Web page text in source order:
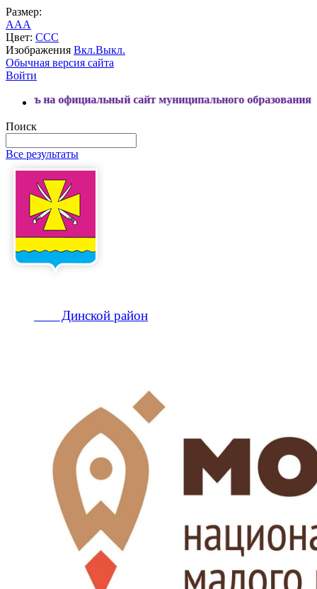
Размер:
AAA
Цвет: CCC
Изображения Вкл.Выкл.
Обычная версия сайта
Войти
сайт муниципального образования Динской
Поиск
Все результаты
Динской район